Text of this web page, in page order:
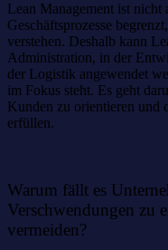
Lean Management ist nicht
Geschäftsprozesse
verstehen. Deshalb kann
Administration, in der
der Logistik angewendet
im Fokus steht. Es geht
Kunden zu orientieren und
erfüllen.
Warum fällt es
Verschwendungen zu
vermeiden?